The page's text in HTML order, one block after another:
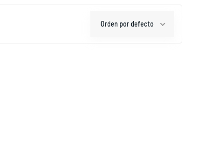
Orden por defecto